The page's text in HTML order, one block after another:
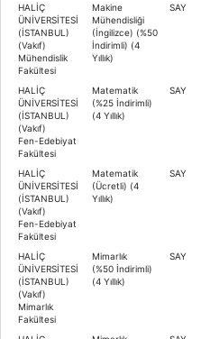
HALİÇ
ÜNİVERSİTESİ
(İSTANBUL)
(Vakıf)
Mühendislik
Fakültesi
Makine
Mühendisliği
(İngilizce) (%50
İndirimli) (4
Yıllık)
SAY
HALİÇ
ÜNİVERSİTESİ
(İSTANBUL)
(Vakıf)
Fen-Edebiyat
Fakültesi
Matematik
(%25 İndirimli)
(4 Yıllık)
SAY
HALİÇ
ÜNİVERSİTESİ
(İSTANBUL)
(Vakıf)
Fen-Edebiyat
Fakültesi
Matematik
(Ücretli) (4
Yıllık)
SAY
HALİÇ
ÜNİVERSİTESİ
(İSTANBUL)
(Vakıf)
Mimarlık
Fakültesi
Mimarlık
(%50 İndirimli)
(4 Yıllık)
SAY